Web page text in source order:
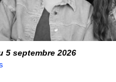
5 septembre 2026